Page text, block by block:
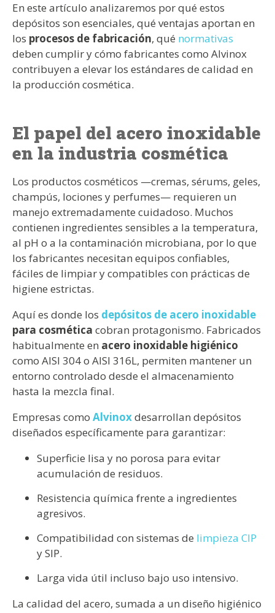
En este artículo analizaremos por qué estos
depósitos son esenciales, qué ventajas aportan en
los procesos de fabricación, qué normativas
deben cumplir y cómo fabricantes como Alvinox
contribuyen a elevar los estándares de calidad en
la producción cosmética.
El papel del acero inoxidable
en la industria cosmética
Los productos cosméticos —cremas, sérums, geles,
champús, lociones y perfumes— requieren un
manejo extremadamente cuidadoso. Muchos
contienen ingredientes sensibles a la temperatura,
al pH o a la contaminación microbiana, por lo que
los fabricantes necesitan equipos confiables,
fáciles de limpiar y compatibles con prácticas de
higiene estrictas.
Aquí es donde los depósitos de acero inoxidable
para cosmética cobran protagonismo. Fabricados
habitualmente en acero inoxidable higiénico
como AISI 304 o AISI 316L, permiten mantener un
entorno controlado desde el almacenamiento
hasta la mezcla final.
Empresas como Alvinoxdesarrollan depósitos
diseñados específicamente para garantizar:
Superficie lisa y no porosa para evitar
acumulación de residuos.
Resistencia química frente a ingredientes
agresivos.
Compatibilidad con sistemas de limpieza CIP
y SIP.
Larga vida útil incluso bajo uso intensivo.
La calidad del acero, sumada a un diseño higiénico